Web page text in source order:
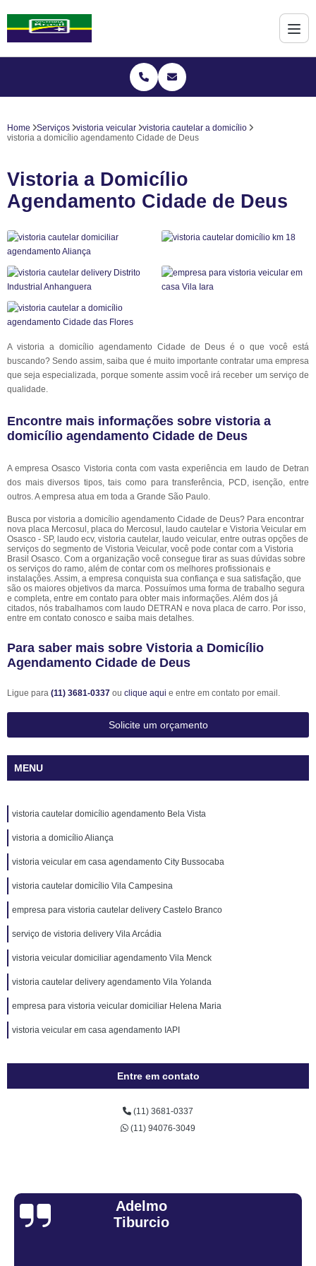
Home Serviços vistoria veicular
vistoria cautelar a domicílio
vistoria a domicílio agendamento Cidade de Deus
Vistoria a Domicílio
Agendamento Cidade de Deus
A vistoria a domicílio agendamento Cidade de Deus é o que você está
buscando? Sendo assim, saiba que é muito importante contratar uma empresa
que seja especializada, porque somente assim você irá receber um serviço de
qualidade.
Encontre mais informações sobre vistoria a
domicílio agendamento Cidade de Deus
A empresa Osasco Vistoria conta com vasta experiência em laudo de Detran
dos mais diversos tipos, tais como para transferência, PCD, isenção, entre
outros. A empresa atua em toda a Grande São Paulo.
Busca por vistoria a domicílio agendamento Cidade de Deus? Para encontrar
nova placa Mercosul, placa do Mercosul, laudo cautelar e Vistoria Veicular em
Osasco - SP, laudo ecv, vistoria cautelar, laudo veicular, entre outras opções de
serviços do segmento de Vistoria Veicular, você pode contar com a Vistoria
Brasil Osasco. Com a organização você consegue tirar as suas dúvidas sobre
os serviços do ramo, além de contar com os melhores profissionais e
instalações. Assim, a empresa conquista sua confiança e sua satisfação, que
são os maiores objetivos da marca. Possuímos uma forma de trabalho segura
e completa, entre em contato para obter mais informações. Além dos já
citados, nós trabalhamos com laudo DETRAN e nova placa de carro. Por isso,
entre em contato conosco e saiba mais detalhes.
Para saber mais sobre Vistoria a Domicílio
Agendamento Cidade de Deus
Ligue para (11) 3681-0337 ou clique aqui e entre em contato por email.
Solicite um orçamento
MENU
vistoria cautelar domicílio agendamento Bela Vista
vistoria a domicílio Aliança
vistoria veicular em casa agendamento City Bussocaba
vistoria cautelar domicílio Vila Campesina
empresa para vistoria cautelar delivery Castelo Branco
serviço de vistoria delivery Vila Arcádia
vistoria veicular domiciliar agendamento Vila Menck
vistoria cautelar delivery agendamento Vila Yolanda
empresa para vistoria veicular domiciliar Helena Maria
vistoria veicular em casa agendamento IAPI
Entre em contato
(11) 3681-0337
(11) 94076-3049
Adelmo
Tiburcio